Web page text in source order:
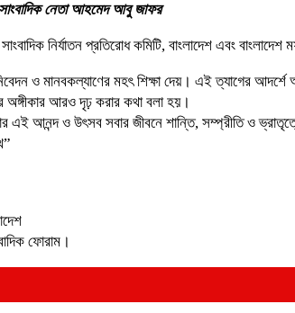
নেতা আহমেদ আবু জাফর
নির্যাতন প্রতিরোধ কমিটি, বাংলাদেশ এবং
ও মানবকল্যাণের মহৎ শিক্ষা দেয়। এই ত্যাগের
অঙ্গীকার আরও দৃঢ় করার কথা বলা হয়।
আনন্দ ও উৎসব সবার জীবনে শান্তি, সম্প্রীতি ও
ফোরাম।